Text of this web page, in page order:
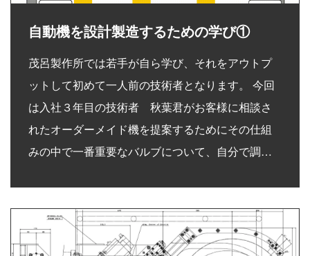
自動機を設計製造するための学び①
茂呂製作所では若手が自ら学び、それをアウトプ
ットして初めて一人前の技術者となります。 今回
は入社３年目の技術者 秋葉君がお客様に相談さ
れたオーダーメイド機を提案するためにその仕組
みの中で一番重要なバルブについて、自分で調…